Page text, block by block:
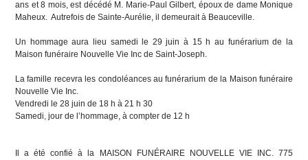
ans et 8 mois, est décédé M. Marie-Paul Gilbert, époux de dame Monique
Maheux. Autrefois de Sainte-Aurélie, il demeurait à Beauceville.
Un hommage aura lieu samedi le 29 juin à 15 h au funérarium de la
Maison funéraire Nouvelle Vie Inc de Saint-Joseph.
La famille recevra les condoléances au funérarium de la Maison funéraire
Nouvelle Vie Inc.
Vendredi le 28 juin de 18 h à 21 h 30
Samedi, jour de l’hommage, à compter de 12 h
Il a été confié à la MAISON FUNÉRAIRE NOUVELLE VIE INC. 775